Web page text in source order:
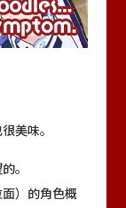
美味。
。
）的角色概